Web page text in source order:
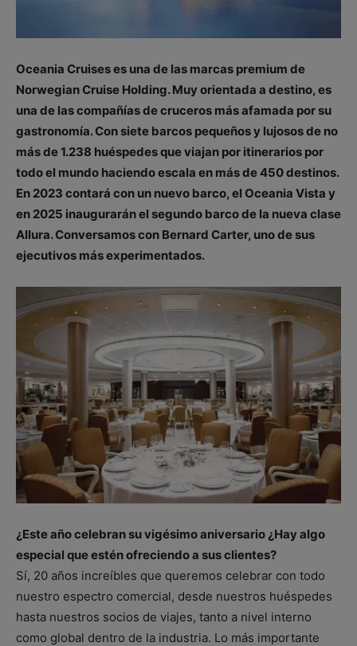
Oceania Cruises es una de las marcas premium de
Norwegian Cruise Holding. Muy orientada a destino, es
una de las compañías de cruceros más afamada por su
gastronomía. Con siete barcos pequeños y lujosos de no
más de 1.238 huéspedes que viajan por itinerarios por
todo el mundo haciendo escala en más de 450 destinos.
En 2023 contará con un nuevo barco, el Oceania Vista y
en 2025 inaugurarán el segundo barco de la nueva clase
Allura. Conversamos con Bernard Carter, uno de sus
ejecutivos más experimentados.
¿Este año celebran su vigésimo aniversario ¿Hay algo
especial que estén ofreciendo a sus clientes?
Sí, 20 años increíbles que queremos celebrar con todo
nuestro espectro comercial, desde nuestros huéspedes
hasta nuestros socios de viajes, tanto a nivel interno
como global dentro de la industria. Lo más importante